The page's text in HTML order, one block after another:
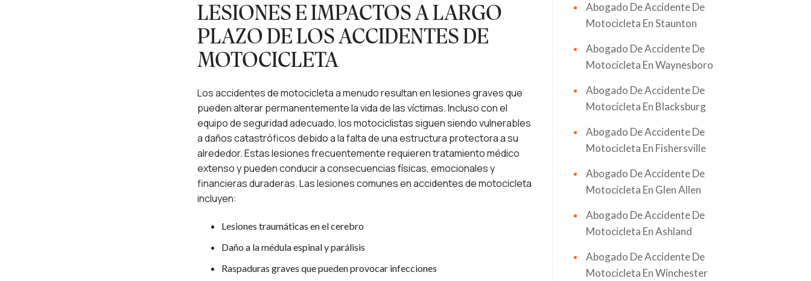
LESIONES E IMPACTOS A LARGO
PLAZO DE LOS ACCIDENTES DE
MOTOCICLETA
Los accidentes de motocicleta a menudo resultan en lesiones graves que
pueden alterar permanentemente la vida de las víctimas. Incluso con el
equipo de seguridad adecuado, los motociclistas siguen siendo vulnerables
a daños catastróficos debido a la falta de una estructura protectora a su
alrededor. Estas lesiones frecuentemente requieren tratamiento médico
extenso y pueden conducir a consecuencias físicas, emocionales y
financieras duraderas. Las lesiones comunes en accidentes de motocicleta
incluyen:
Lesiones traumáticas en el cerebro
Daño a la médula espinal y parálisis
Raspaduras graves que pueden provocar infecciones
Abogado De Accidente De
Motocicleta En Staunton
Abogado De Accidente De
Motocicleta En Waynesboro
Abogado De Accidente De
Motocicleta En Blacksburg
Abogado De Accidente De
Motocicleta En Fishersville
Abogado De Accidente De
Motocicleta En Glen Allen
Abogado De Accidente De
Motocicleta En Ashland
Abogado De Accidente De
Motocicleta En Winchester